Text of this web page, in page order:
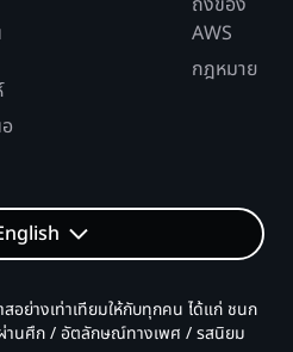
AWS
กฎหมาย
อย่างเท่าเทียมให้กับทุกคน ได้แก่ ชนก
นศึก / อัตลักษณ์ทางเพศ / รสนิยม